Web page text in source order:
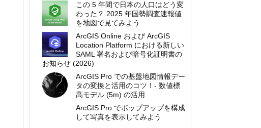
この 5 年間で日本の人口はどう変
わった？ 2025 年国勢調査速報値
を地図で見てみよう
ArcGIS Online および ArcGIS
Location Platform における新しい
SAML 署名および暗号化証明書の
お知らせ (2026)
ArcGIS Pro での基盤地図情報デー
タの変換と活用のコツ！- 数値標
高モデル (5m) の活用
ArcGIS Pro でポップアップを構成
して写真を表示してみよう